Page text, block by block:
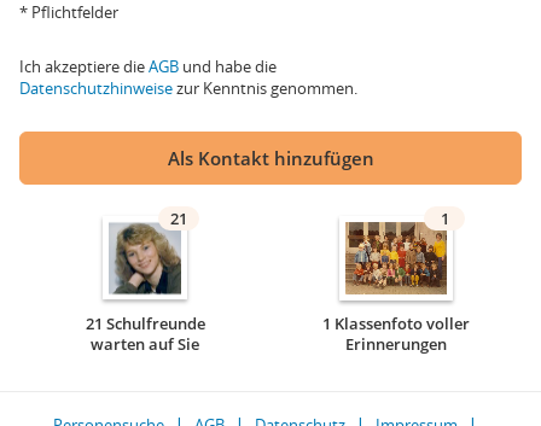
* Pflichtfelder
Ich akzeptiere dieAGB und habe die
Datenschutzhinweisezur Kenntnis genommen.
Als Kontakt hinzufügen
21
21 Schulfreunde
warten auf Sie
1
1 Klassenfoto voller
Erinnerungen